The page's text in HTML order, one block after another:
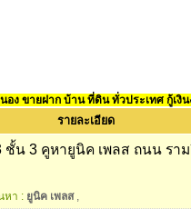
อง ขายฝาก บ้าน ที่ดิน ทั่วประเทศ กู้เงิ
รายละเอียด
น 3 คูหายูนิค เพลส ถนน รา
หา : ยูนิค เพลส,